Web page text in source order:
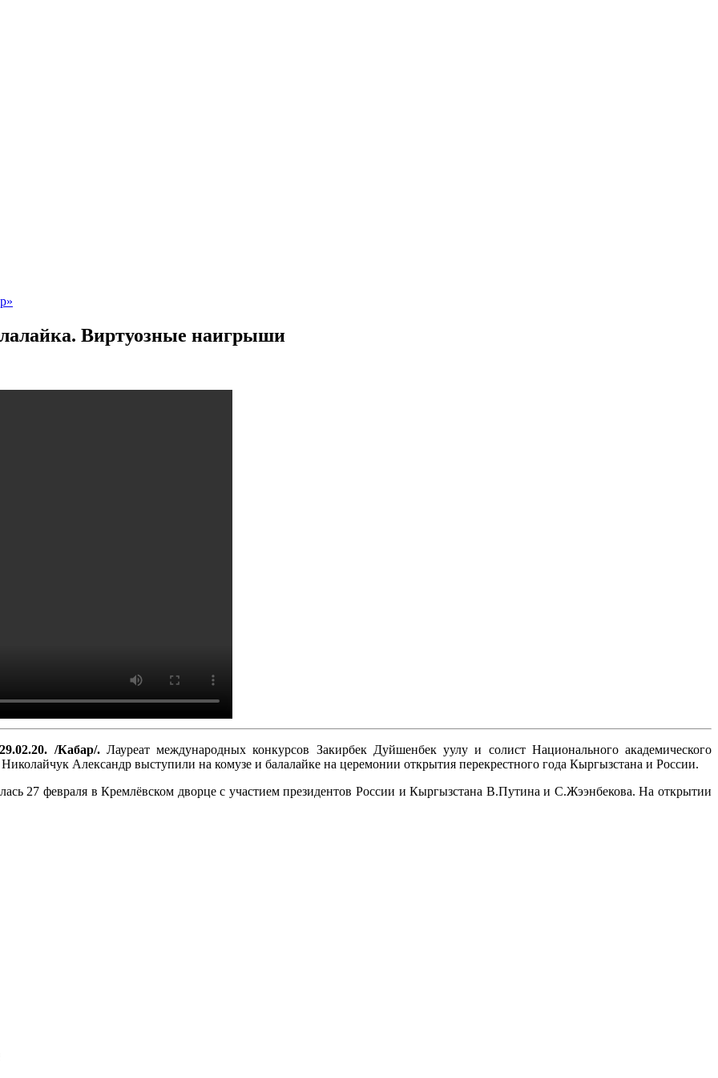
Виртуозные наигрыши
/Кабар/.Лауреат международных конкурсов Закирбек Дуйшенбек уулу и солист Национального академического
Александр выступили на комузе и балалайке на церемонии открытия перекрестного года Кыргызстана и России.
27 февраля в Кремлёвском дворце с участием президентов России и Кыргызстана В.Путина и С.Жээнбекова. На открытии